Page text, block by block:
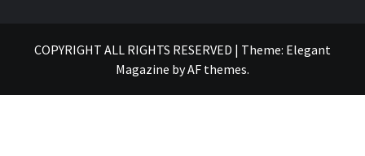
COPYRIGHT ALL RIGHTS RESERVED | Theme: Elegant
Magazine byAF themes.